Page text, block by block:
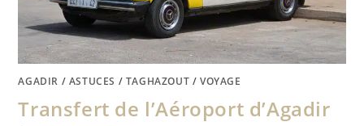
AGADIR / ASTUCES / TAGHAZOUT /VOYAGE
Transfert de l’Aéroport d’Agadir